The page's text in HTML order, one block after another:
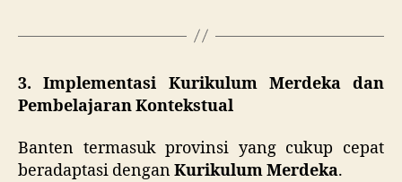
3. Implementasi Kurikulum Merdeka dan
Pembelajaran Kontekstual
Banten termasuk provinsi yang cukup cepat
beradaptasi denganKurikulum Merdeka.